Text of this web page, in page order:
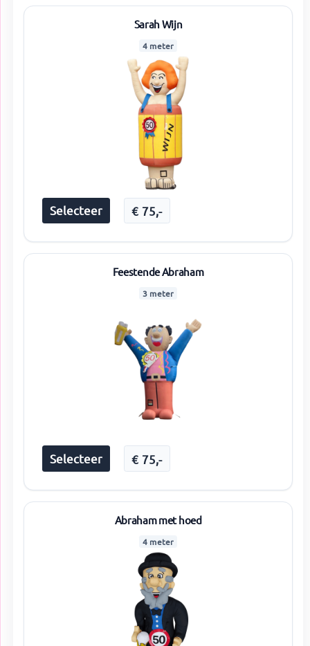
Sarah Wijn
4 meter
Selecteer € 75,-
Feestende Abraham
3 meter
Selecteer € 75,-
Abraham met hoed
4 meter